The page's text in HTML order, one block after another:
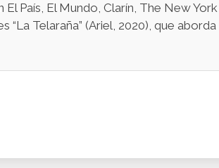
País, El Mundo, Clarín, The New York
Telaraña” (Ariel, 2020), que aborda